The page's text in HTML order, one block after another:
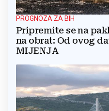
PROGNOZA ZA BIH
Pripremite se na
na obrat: Od ovog
MIJENJA